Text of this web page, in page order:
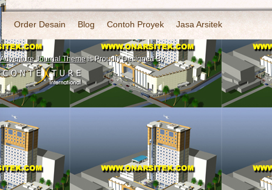
Order Desain Blog Contoh Proyek Jasa Arsitek
Adventure Journal Themeis Proudly Designed By